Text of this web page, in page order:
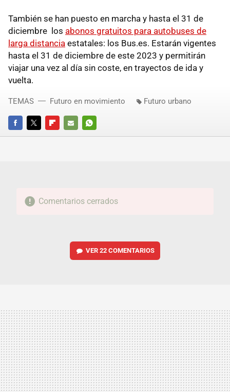
También se han puesto en marcha y hasta el 31 de
diciembre los abonos gratuitos para autobuses de
larga distancia estatales: los Bus.es. Estarán vigentes
hasta el 31 de diciembre de este 2023 y permitirán
viajar una vez al día sin coste, en trayectos de ida y
vuelta.
FACEBOOKTWITTERFLIPBOARD
E-
WHATSAPP
TEMAS Futuro en movimiento Futuro urbano
Comentarios cerrados
VER 22 COMENTARIOS